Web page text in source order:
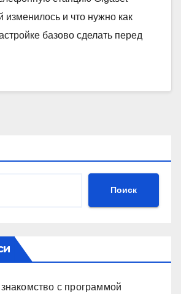
изменилось и что нужно как
базово сделать перед
Поиск
с программой